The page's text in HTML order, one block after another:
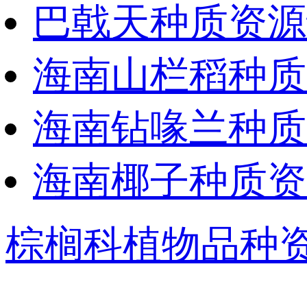
巴戟天种质资
海南山栏稻种
海南钻喙兰种
海南椰子种质
棕榈科植物品种